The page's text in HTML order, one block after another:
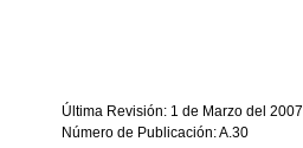
Última Revisión: 1 de Marzo del 2007
Número de Publicación: A.30